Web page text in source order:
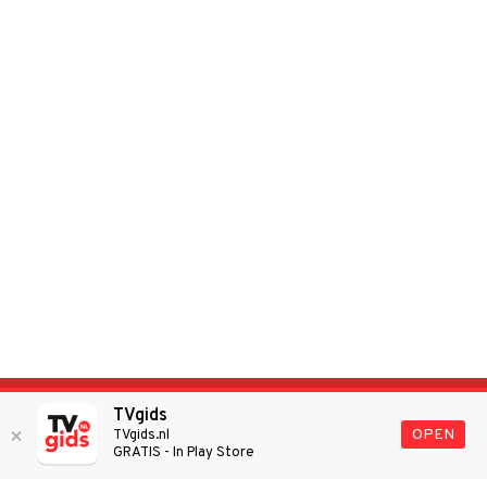
Nieuwsbrief
Schrijf je in voor de gratis TVgids.nl nieuwsbrief en
TVgids
TVgids.nl
GRATIS - In Play Store
OPEN